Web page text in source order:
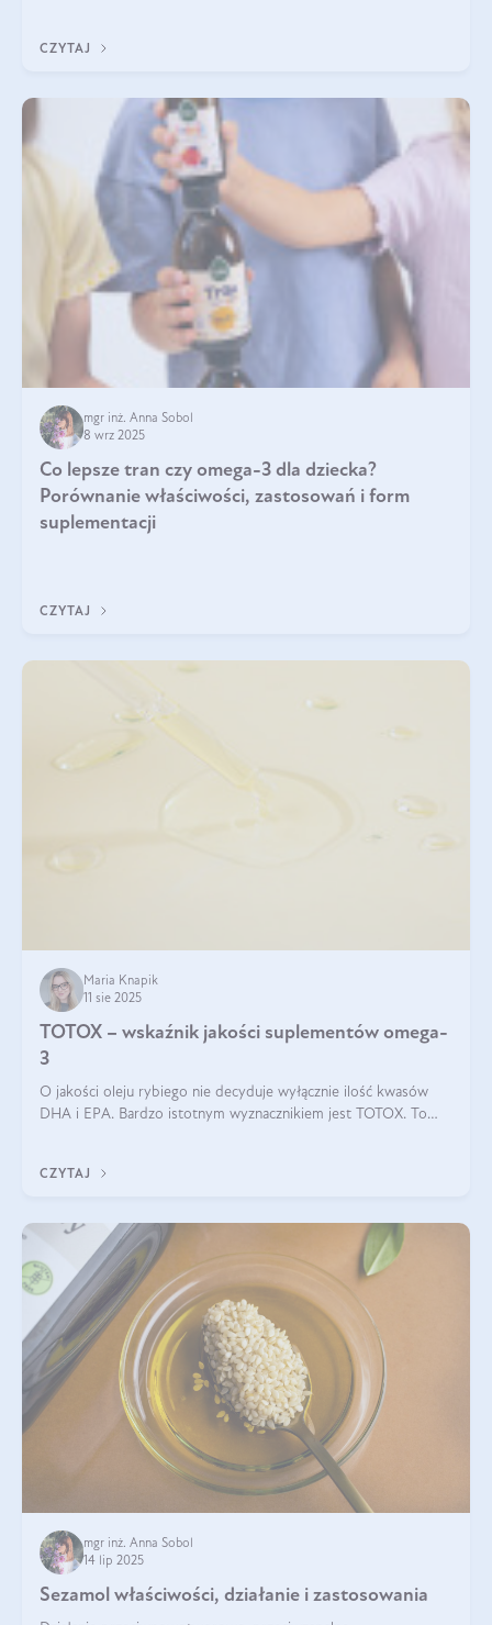
bardziej biodostępny
CZYTAJ
mgr inż. Anna Sobol
8 wrz 2025
Co lepsze tran czy omega-3 dla dziecka?
Porównanie właściwości, zastosowań i form
suplementacji
CZYTAJ
Maria Knapik
11 sie 2025
TOTOX – wskaźnik jakości suplementów omega-
3
O jakości oleju rybiego nie decyduje wyłącznie ilość kwasów
DHA i EPA. Bardzo istotnym wyznacznikiem jest TOTOX. To
CZYTAJ
mgr inż. Anna Sobol
14 lip 2025
Sezamol właściwości, działanie i zastosowania